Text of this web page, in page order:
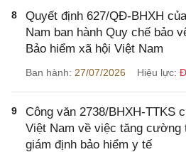
8
Quyết định 627/QĐ-BHXH
Nam ban hành Quy chế bảo
Bảo hiểm xã hội Việt Nam
Ban hành: 27/07/2026 Hiệu lực:
9
Công văn 2738/BHXH-TTKS
Việt Nam về việc tăng cường
giám định bảo hiểm y tế